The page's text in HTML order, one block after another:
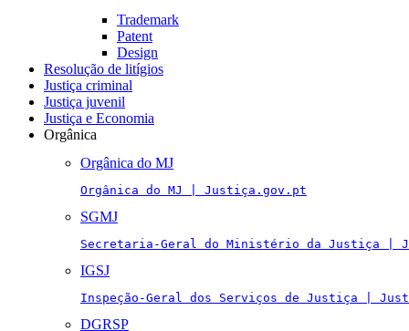
Trademark
Patent
Design
Resolução de litígios
Justiça criminal
Justiça juvenil
Justiça e Economia
Orgânica
Orgânica do MJ
Orgânica do MJ | Justiça.gov.pt
SGMJ
Secretaria-Geral do Ministério da Justiça |
IGSJ
Inspeção-Geral dos Serviços de Justiça |
DGRSP